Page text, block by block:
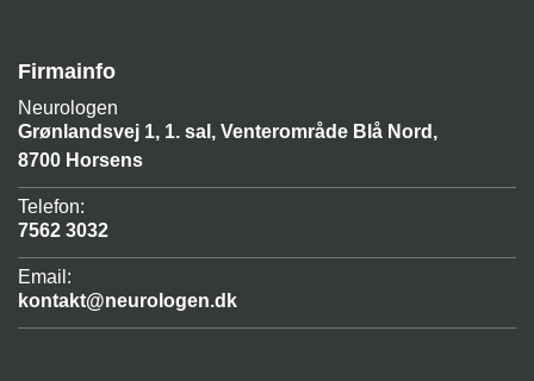
Firmainfo
Neurologen
Grønlandsvej 1, 1. sal, Venterområde Blå Nord,
8700 Horsens
Telefon:
7562 3032
Email:
kontakt@neurologen.dk